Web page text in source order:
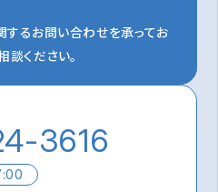
するお問い合わせを承ってお
談ください。
3616